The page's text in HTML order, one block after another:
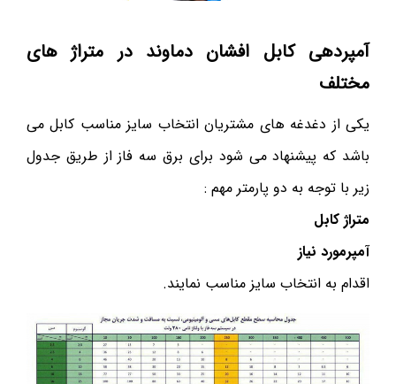
آمپردهی کابل افشان دماوند در متراژ های
مختلف
یکی از دغدغه های مشتریان انتخاب سایز مناسب کابل می
باشد که پیشنهاد می شود برای برق سه فاز از طریق جدول
زیر با توجه به دو پارمتر مهم :
متراژ کابل
آمپرمورد نیاز
اقدام به انتخاب سایز مناسب نمایند.